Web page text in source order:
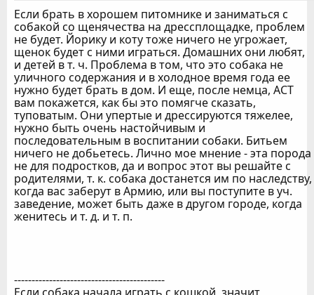
Если брать в хорошем питомнике и заниматься с
собакой со щенячества на дрессплощадке, проблем
не будет. Йорику и коту тоже ничего не угрожает,
щенок будет с ними играться. Домашних они любят,
и детей в т. ч. Проблема в том, что это собака не
уличного содержания и в холодное время года ее
нужно будет брать в дом. И еще, после немца, АСТ
вам покажется, как бы это помягче сказать,
туповатым. Они упертые и дрессируются тяжелее,
нужно быть очень настойчивым и
последовательным в воспитании собаки. Битьем
ничего не добьетесь. Лично мое мнение - эта порода
не для подростков, да и вопрос этот вы решайте с
родителями, т. к. собака достанется им по наследству,
когда вас заберут в Армию, или вы поступите в уч.
заведение, может быть даже в другом городе, когда
женитесь и т. д. и т. п.
-------------------------------------------